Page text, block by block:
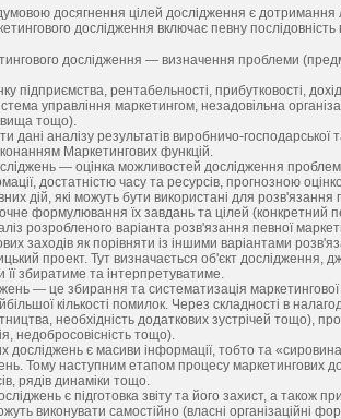
досягнення цілей дослідження є дотримання
дослідження включає певну послідовність
дослідження — визначення проблеми
підприємства, рентабельності, прибутковості,
управління маркетингом, незадовільна
тощо).
аналізу результатів виробничо-господарської
Маркетингових функцій.
— оцінка можливостей дослідження
достатністю часу та ресурсів, прогнозною
дій, які можуть бути використані для
формулювання їх завдань та цілей (конкретний
розробленого варіанта розв'язання певної
заходів як порівняти із іншими варіантами
проект. Тут визначається об'єкт дослідження,
її збиратиме та інтерпретуватиме.
— це збирання та систематизація
кількості помилок. Через складності в
необхідність додаткових зустрічей тощо),
недобросовісність тощо).
досліджень є масиви інформації, тобто та
Тому наступним етапом процесу маркетингових
рядів динаміки тощо.
є підготовка звіту та його захист, а також
виконувати самостійно (власні організаційні